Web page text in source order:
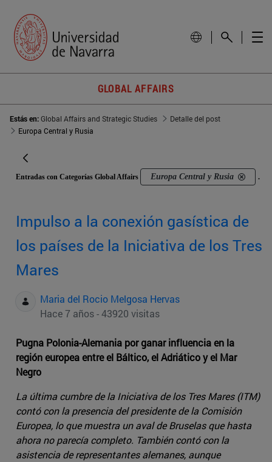
GLOBAL AFFAIRS
Estás en:Global Affairs and Strategic Studies
Detalle del post
Europa Central y Rusia
Entradas con Categorías Global Affairs Europa Central y Rusia .
Impulso a la conexión gasística de
los países de la Iniciativa de los Tres
Mares
Maria del Rocio Melgosa Hervas
Hace 7 años - 43920 visitas
Pugna Polonia-Alemania por ganar influencia en la
región europea entre el Báltico, el Adriático y el Mar
Negro
La última cumbre de la Iniciativa de los Tres Mares (ITM)
contó con la presencia del presidente de la Comisión
Europea, lo que muestra un aval de Bruselas que hasta
ahora no parecía completo. También contó con la
asistencia de representantes alemanes, aunque